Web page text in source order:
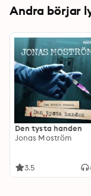
Andra börjar
Den tysta handen
Jonas Moström
3.5